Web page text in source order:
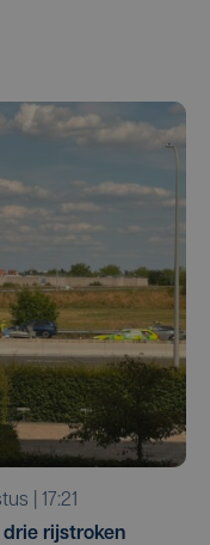
| 17:21
drie rijstroken